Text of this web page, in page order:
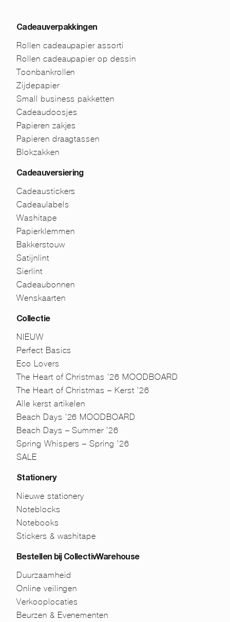
Cadeauverpakkingen
Rollen cadeaupapier assorti
Rollen cadeaupapier op dessin
Toonbankrollen
Zijdepapier
Small business pakketten
Cadeaudoosjes
Papieren zakjes
Papieren draagtassen
Blokzakken
Cadeauversiering
Cadeaustickers
Cadeaulabels
Washitape
Papierklemmen
Bakkerstouw
Satijnlint
Sierlint
Cadeaubonnen
Wenskaarten
Collectie
NIEUW
Perfect Basics
Eco Lovers
The Heart of Christmas ’26 MOODBOARD
The Heart of Christmas – Kerst ’26
Alle kerst artikelen
Beach Days ’26 MOODBOARD
Beach Days – Summer ’26
Spring Whispers – Spring ’26
SALE
Stationery
Nieuwe stationery
Noteblocks
Notebooks
Stickers & washitape
Bestellen bij CollectivWarehouse
Duurzaamheid
Online veilingen
Verkooplocaties
Beurzen & Evenementen